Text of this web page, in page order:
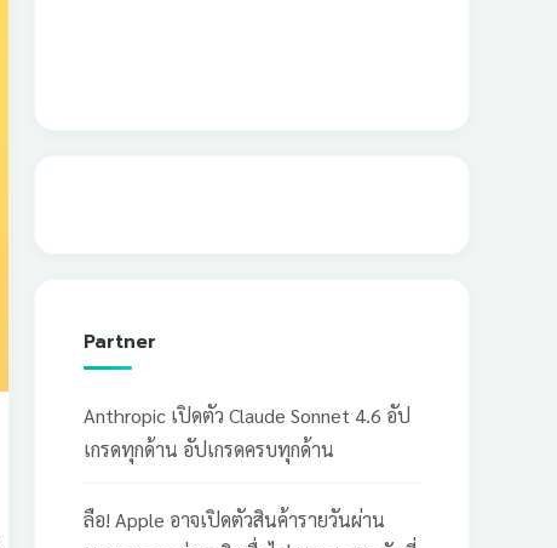
Partner
Anthropic เปิดตัว Claude Sonnet 4.6 อัป
เกรดทุกด้าน อัปเกรดครบทุกด้าน
ลือ! Apple อาจเปิดตัวสินค้ารายวันผ่าน